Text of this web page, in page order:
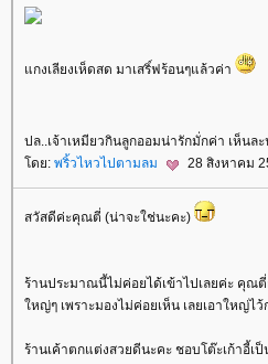
กงเลียงเห็ดสด มาเสริ์ฟร้อนๆแล้วค่า
ปล..เจ้าเหมียวกินลูกออมน่ารักมั่กค่า เห็นละ
ดย: พริ้วไหวไปตามลม 28 สิงหาคม
สวัสดีค่ะคุณตี่ (น่าจะใช่นะคะ)
ร้านประมาณนี้ไม่ค่อยได้เข้าไปเลยค่ะ คุณ
หญ่ๆ เพราะมองไม่ค่อยเห็น เลยเอาใหญ่ไว้
ร้านเค้าตกแต่งสวยดีนะคะ ชอบโต๊ะเก้าอี้เ